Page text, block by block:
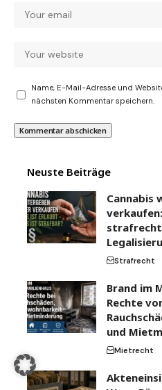
Name, E-Mail-Adresse und
nächsten Kommentar speichern.
Neuste Beiträge
Cannabis
Strafrecht
Brand im
Rechte
und
Mietrecht